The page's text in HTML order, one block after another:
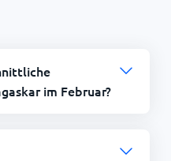
im Februar?